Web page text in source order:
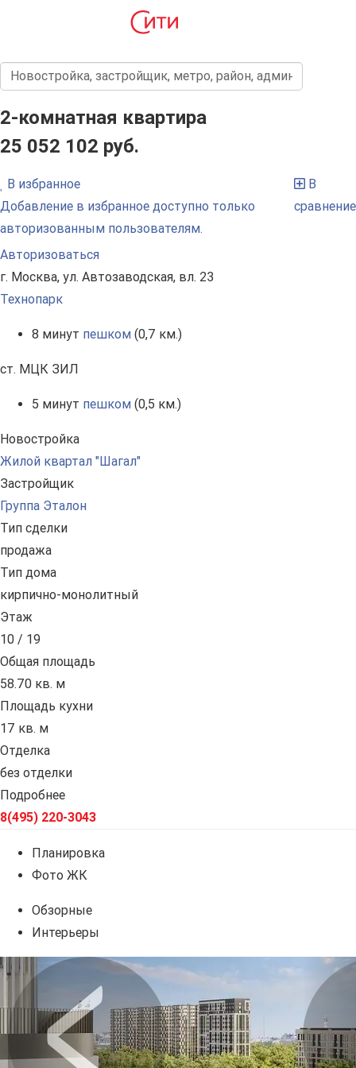
2-комнатная квартира
25 052 102 руб.
В избранное
Добавление в избранное доступно только
авторизованным пользователям.
Авторизоваться
В
сравнение
г. Москва, ул. Автозаводская, вл. 23
Технопарк
8 минут пешком (0,7 км.)
ст. МЦК ЗИЛ
5 минут пешком (0,5 км.)
Новостройка
Жилой квартал "Шагал"
Застройщик
Группа Эталон
Тип сделки
продажа
Тип дома
кирпично-монолитный
Этаж
10 / 19
Общая площадь
58.70 кв. м
Площадь кухни
17 кв. м
Отделка
без отделки
Подробнее
8(495) 220-3043
Планировка
Фото ЖК
Обзорные
Интерьеры